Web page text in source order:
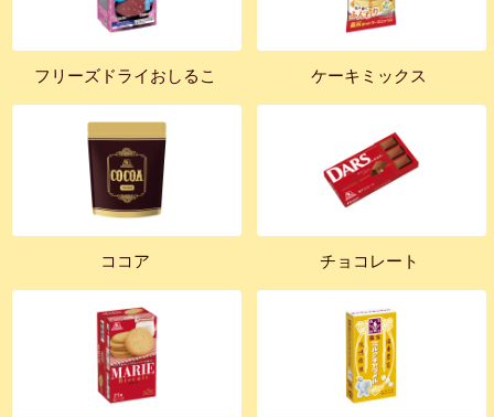
フリーズドライおしるこ ケーキミックス
ココア チョコレート